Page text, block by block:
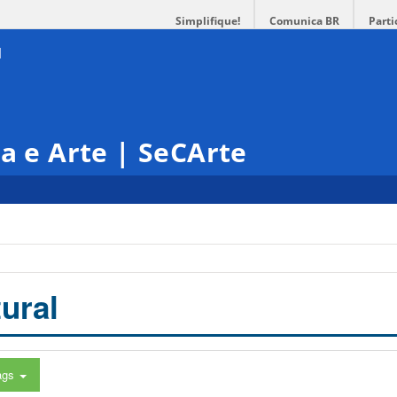
Simplifique! Comunica BR
e Arte | SeCArte